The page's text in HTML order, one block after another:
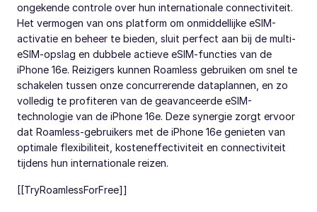
ongekende controle over hun internationale connectiviteit.
Het vermogen van ons platform om onmiddellijke eSIM-
activatie en beheer te bieden, sluit perfect aan bij de multi-
eSIM-opslag en dubbele actieve eSIM-functies van de
iPhone 16e. Reizigers kunnen Roamless gebruiken om snel te
schakelen tussen onze concurrerende dataplannen, en zo
volledig te profiteren van de geavanceerde eSIM-
technologie van de iPhone 16e. Deze synergie zorgt ervoor
dat Roamless-gebruikers met de iPhone 16e genieten van
optimale flexibiliteit, kosteneffectiviteit en connectiviteit
tijdens hun internationale reizen.
[[TryRoamlessForFree]]